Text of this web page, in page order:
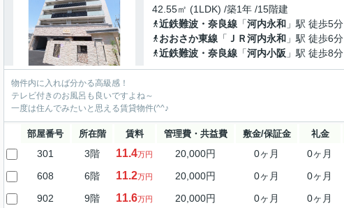
42.55㎡ (1LDK) /築1年 /15階建
近鉄難波・奈良線 「河内永和 」駅 徒歩5分
おおさか東線 「 ＪＲ河内永和 」駅 徒歩6分
近鉄難波・奈良線 「河内小阪 」駅 徒歩8分
物件内に入れば分かる高級感！
テレビ付きのお風呂も良いですよね～
一度は住んでみたいと思える賃貸物件(^^♪
部屋番号 所在階 賃料 管理費・共益費 敷金/保証金 礼金
301 3階 11.4万円 20,000円 0ヶ月 0ヶ月
608 6階 11.2万円 20,000円 0ヶ月 0ヶ月
902 9階 11.6万円 20,000円 0ヶ月 0ヶ月